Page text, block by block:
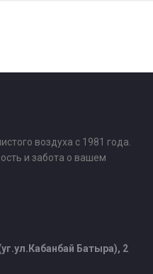
воздуха с 1981 года.
и забота о вашем
Батыра), 2